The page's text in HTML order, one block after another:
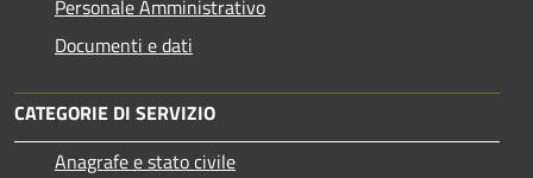
Personale Amministrativo
Documenti e dati
CATEGORIE DI SERVIZIO
Anagrafe e stato civile